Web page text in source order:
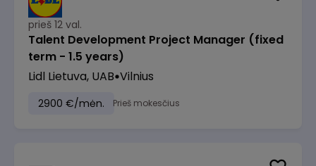
prieš 12 val.
Talent Development Project Manager (fixed
term - 1.5 years)
Lidl Lietuva, UAB Vilnius
2900 €/mėn. Prieš mokesčius